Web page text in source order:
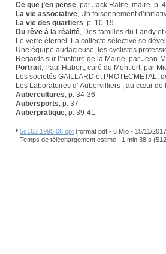
Ce que j’en pense, par Jack Ralite, maire. p. 4
La vie associative, Un foisonnement
La vie des quartiers, p. 10-19
Du rêve à la réalité, Des familles du Landy
Le verre éternel. La collecte sélective se
Une équipe audacieuse, les cyclistes
Regards sur l’histoire de la Mairie, par Jean-
Portrait, Paul Habert, curé du Montfort, par
Les societés GAILLARD et
Les Laboratoires d’ Aubervilliers , au cœur
Aubercultures, p. 34-36
Aubersports, p. 37
Auberpratique, p. 39-41
5c162 1995 06 opt (format pdf - 6 Mio - 15/11/
Temps de téléchargement estimé : 1 min 38 s